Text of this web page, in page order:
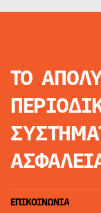
ΤΟ
ΕΠΙΚΟΙΝΩΝΙΑ